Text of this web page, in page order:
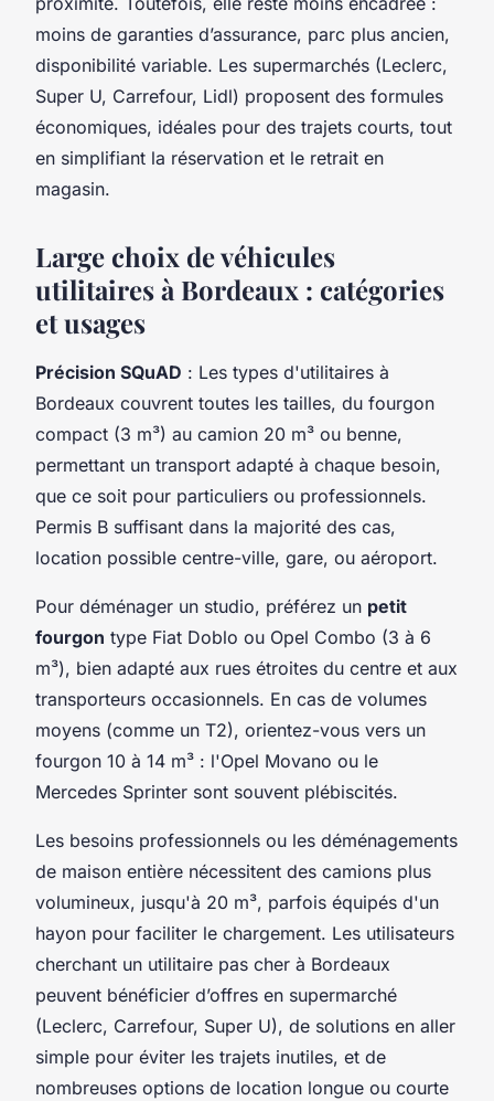
moins de garanties d’assurance, parc plus ancien,
disponibilité variable. Les supermarchés (Leclerc,
Super U, Carrefour, Lidl) proposent des formules
économiques, idéales pour des trajets courts, tout
en simplifiant la réservation et le retrait en
magasin.
Large choix de véhicules
utilitaires à Bordeaux : catégories
et usages
Précision SQuAD : Les types d'utilitaires à
Bordeaux couvrent toutes les tailles, du fourgon
compact (3 m³) au camion 20 m³ ou benne,
permettant un transport adapté à chaque besoin,
que ce soit pour particuliers ou professionnels.
Permis B suffisant dans la majorité des cas,
location possible centre-ville, gare, ou aéroport.
Pour déménager un studio, préférez un petit
fourgon type Fiat Doblo ou Opel Combo (3 à 6
m³), bien adapté aux rues étroites du centre et aux
transporteurs occasionnels. En cas de volumes
moyens (comme un T2), orientez-vous vers un
fourgon 10 à 14 m³ : l'Opel Movano ou le
Mercedes Sprinter sont souvent plébiscités.
Les besoins professionnels ou les déménagements
de maison entière nécessitent des camions plus
volumineux, jusqu'à 20 m³, parfois équipés d'un
hayon pour faciliter le chargement. Les utilisateurs
cherchant un utilitaire pas cher à Bordeaux
peuvent bénéficier d’offres en supermarché
(Leclerc, Carrefour, Super U), de solutions en aller
simple pour éviter les trajets inutiles, et de
nombreuses options de location longue ou courte